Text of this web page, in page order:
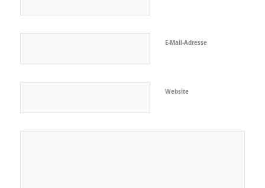
E-Mail-Adresse
Website